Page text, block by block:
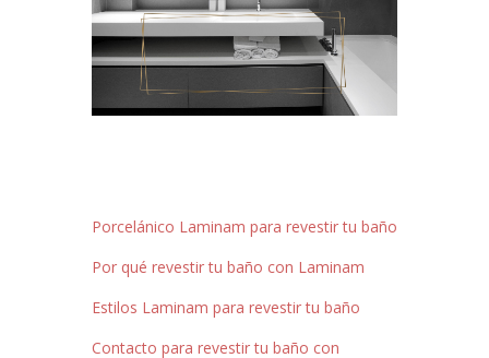
Porcelánico Laminam para revestir tu baño
Por qué revestir tu baño con Laminam
Estilos Laminam para revestir tu baño
Contacto para revestir tu baño con